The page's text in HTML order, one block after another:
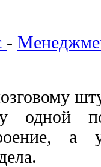
-
одной